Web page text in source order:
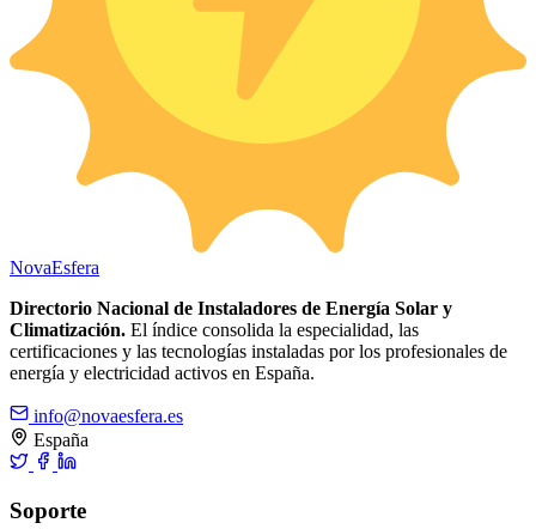
NovaEsfera
Directorio Nacional de Instaladores de Energía Solar y
Climatización. El índice consolida la especialidad, las
certificaciones y las tecnologías instaladas por los profesionales de
energía y electricidad activos en España.
info@novaesfera.es
España
Soporte